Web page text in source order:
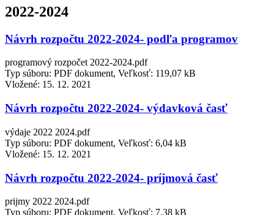
2022-2024
Návrh rozpočtu 2022-2024- podľa programov
programový rozpočet 2022-2024.pdf
Typ súboru: PDF dokument, Veľkosť: 119,07 kB
Vložené: 15. 12. 2021
Návrh rozpočtu 2022-2024- výdavková časť
výdaje 2022 2024.pdf
Typ súboru: PDF dokument, Veľkosť: 6,04 kB
Vložené: 15. 12. 2021
Návrh rozpočtu 2022-2024- príjmová časť
prijmy 2022 2024.pdf
Typ súboru: PDF dokument, Veľkosť: 7,38 kB